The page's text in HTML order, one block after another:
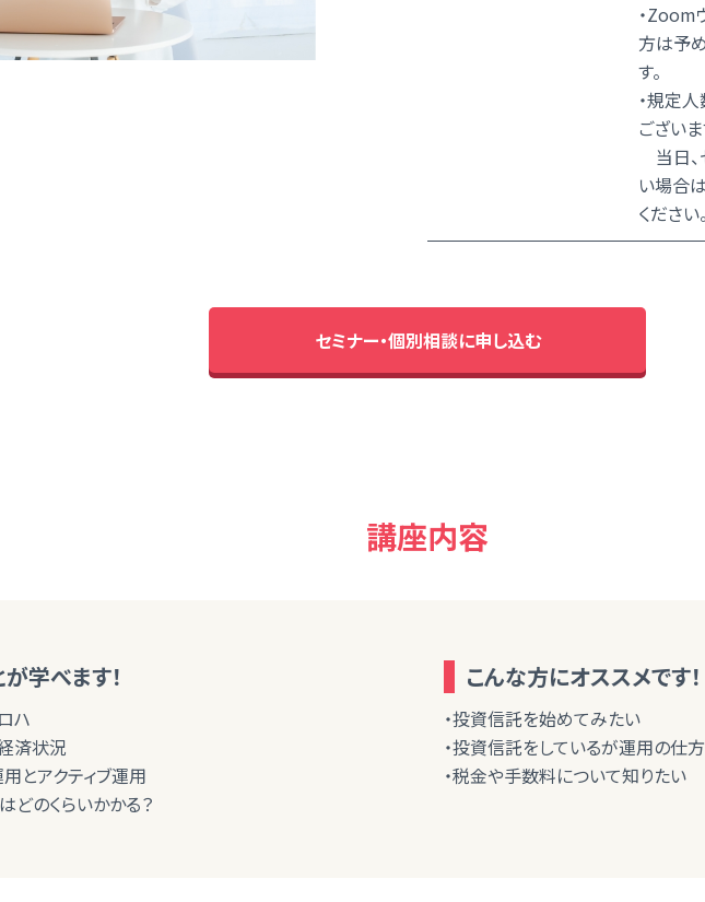
・Zoom
方は予
す。
・規定
ございま
当日
い場合
ください。
セミナー・個別相談に申し込む
講座内容
学べます！
ハ
済状況
用とアクティブ運用
どのくらいかかる？
こんな方にオススメです！
・投資信託を始めてみたい
・投資信託をしているが運用の仕
・税金や手数料について知りたい